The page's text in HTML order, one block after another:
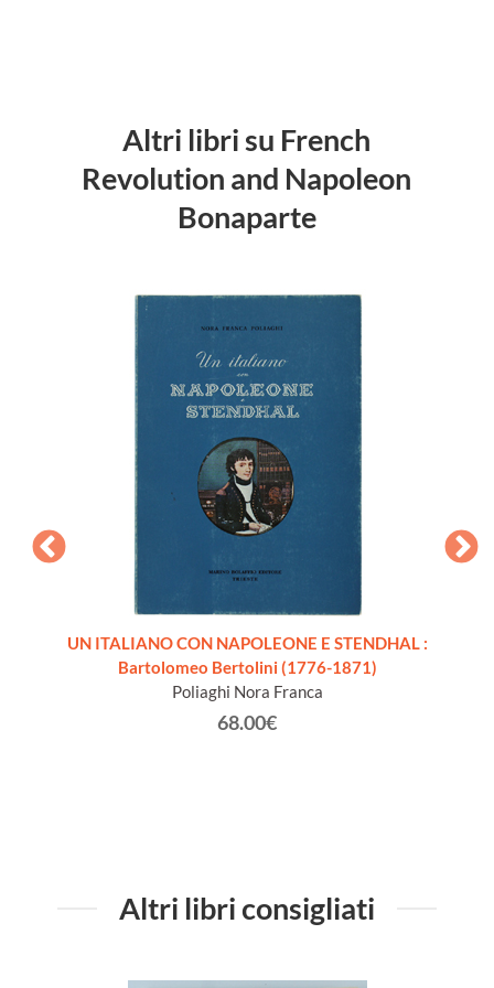
Altri libri su French
Revolution and Napoleon
Bonaparte
UN ITALIANO CON NAPOLEONE E STENDHAL :
Bartolomeo Bertolini (1776-1871)
Poliaghi Nora Franca
68.00€
Altri libri consigliati